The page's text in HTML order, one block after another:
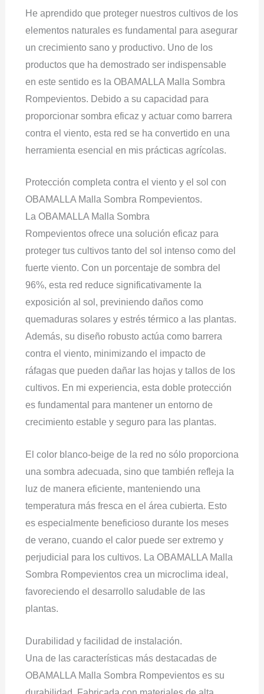
He aprendido que proteger nuestros cultivos de los
elementos naturales es fundamental para asegurar
un crecimiento sano y productivo. Uno de los
productos que ha demostrado ser indispensable
en este sentido es la OBAMALLA Malla Sombra
Rompevientos. Debido a su capacidad para
proporcionar sombra eficaz y actuar como barrera
contra el viento, esta red se ha convertido en una
herramienta esencial en mis prácticas agrícolas.
Protección completa contra el viento y el sol con
OBAMALLA Malla Sombra Rompevientos.
La OBAMALLA Malla Sombra
Rompevientos ofrece una solución eficaz para
proteger tus cultivos tanto del sol intenso como del
fuerte viento. Con un porcentaje de sombra del
96%, esta red reduce significativamente la
exposición al sol, previniendo daños como
quemaduras solares y estrés térmico a las plantas.
Además, su diseño robusto actúa como barrera
contra el viento, minimizando el impacto de
ráfagas que pueden dañar las hojas y tallos de los
cultivos. En mi experiencia, esta doble protección
es fundamental para mantener un entorno de
crecimiento estable y seguro para las plantas.
El color blanco-beige de la red no sólo proporciona
una sombra adecuada, sino que también refleja la
luz de manera eficiente, manteniendo una
temperatura más fresca en el área cubierta. Esto
es especialmente beneficioso durante los meses
de verano, cuando el calor puede ser extremo y
perjudicial para los cultivos. La OBAMALLA Malla
Sombra Rompevientos crea un microclima ideal,
favoreciendo el desarrollo saludable de las
plantas.
Durabilidad y facilidad de instalación.
Una de las características más destacadas de
OBAMALLA Malla Sombra Rompevientos es su